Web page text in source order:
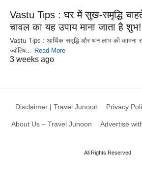
Vastu Tips : घर में सुख-समृद्धि
चावल का यह उपाय माना जाता है शुभ!
Vastu Tips : आर्थिक समृद्धि और धन लाभ की कामना
ज्योतिष… Read More
3 weeks ago
Disclaimer | Travel Junoon Privacy
About Us – Travel Junoon Advertise
All Rights Reserved